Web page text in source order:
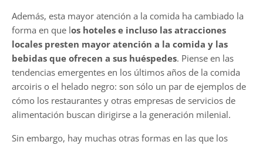
Además, esta mayor atención a la comida ha cambiado la
forma en que los hoteles e incluso las atracciones
locales presten mayor atención a la comida y las
bebidas que ofrecen a sus huéspedes. Piense en las
tendencias emergentes en los últimos años de la comida
arcoiris o el helado negro: son sólo un par de ejemplos de
cómo los restaurantes y otras empresas de servicios de
alimentación buscan dirigirse a la generación milenial.
Sin embargo, hay muchas otras formas en las que los